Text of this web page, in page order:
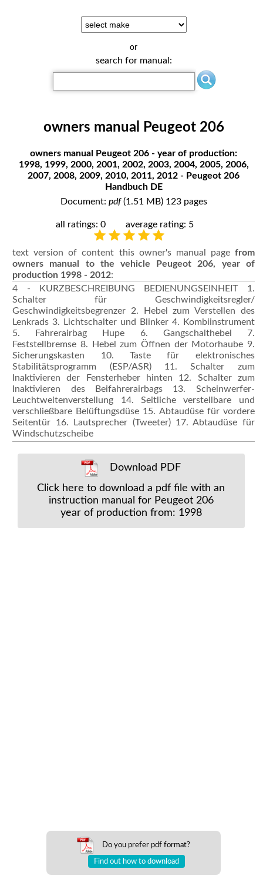
or
search for manual:
owners manual Peugeot 206
owners manual Peugeot 206 - year of production:
1998, 1999, 2000, 2001, 2002, 2003, 2004, 2005, 2006,
2007, 2008, 2009, 2010, 2011, 2012 - Peugeot 206
Handbuch DE
Document: pdf(1.51 MB) 123 pages
all ratings: 0 average rating: 5
text version of content this owner's manual page from
owners manual to the vehicle Peugeot 206, year of
production 1998 - 2012:
4 - KURZBESCHREIBUNG BEDIENUNGSEINHEIT 1.
Schalter für Geschwindigkeitsregler/
Geschwindigkeitsbegrenzer 2. Hebel zum Verstellen des
Lenkrads 3. Lichtschalter und Blinker 4. Kombiinstrument
5. Fahrerairbag Hupe 6. Gangschalthebel 7.
Feststellbremse 8. Hebel zum Öffnen der Motorhaube 9.
Sicherungskasten 10. Taste für elektronisches
Stabilitätsprogramm (ESP/ASR) 11. Schalter zum
Inaktivieren der Fensterheber hinten 12. Schalter zum
Inaktivieren des Beifahrerairbags 13. Scheinwerfer-
Leuchtweitenverstellung 14. Seitliche verstellbare und
verschließbare Belüftungsdüse 15. Abtaudüse für vordere
Seitentür 16. Lautsprecher (Tweeter) 17. Abtaudüse für
Windschutzscheibe
Download PDF
Click here to download a pdf file with an
instruction manual for Peugeot 206
year of production from: 1998
Do you prefer pdf format?
Find out how to download